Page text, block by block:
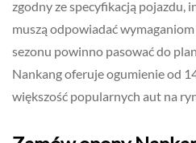
zgodny ze specyfikacją pojazdu,
muszą odpowiadać
sezonu powinno pasować do
Nankang oferuje ogumienie od
większość popularnych aut na